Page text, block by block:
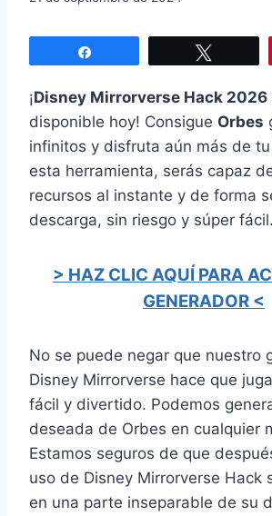
¡Disney Mirrorverse Hack 2026
disponible hoy! Consigue Orbes
infinitos y disfruta aún más de
esta herramienta, serás capaz
recursos al instante y de forma
descarga, sin riesgo y súper fácil.
> HAZ CLIC AQUÍ PARA
GENERADOR <
No se puede negar que nuestro
Disney Mirrorverse hace que
fácil y divertido. Podemos
deseada de Orbes en cualquier
Estamos seguros de que
uso de Disney Mirrorverse Hack
en una parte inseparable de su